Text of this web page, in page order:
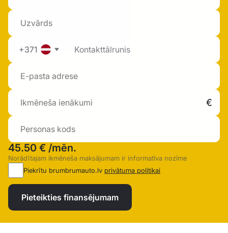
+371
45.50 € /mēn.
Norādītajam ikmēneša maksājumam ir informatīva nozīme
Piekrītu brumbrumauto.lv privātuma politikai
Pieteikties finansējumam